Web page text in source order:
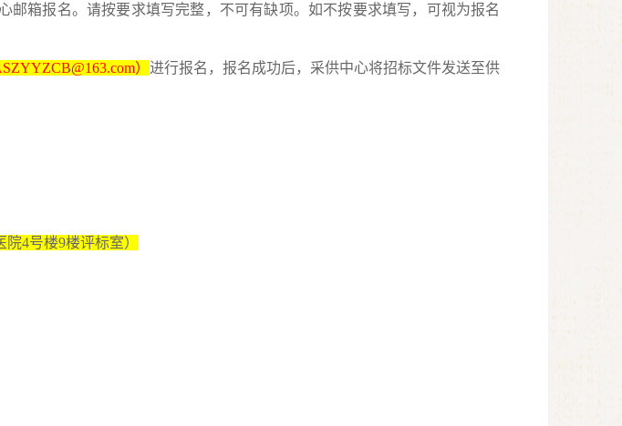
邮箱报名。请按要求填写完整，不可有缺项。如不按要求填写，可视为报名
@163.com） 进行报名，报名成功后，采供中心将招标文件发送至供
院4号楼9楼评标室）